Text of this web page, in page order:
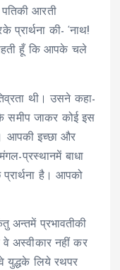
आरती
की- ‘नाथ!
हूँ कि आपके चले
थी। उसने कहा-
समीप जाकर कोई इस
आपकी इच्छा और
प्रस्थानमें बाधा
है। आपको
अन्तमें प्रभावतीकी
वे अस्वीकार नहीं कर
युद्धके लिये रथपर